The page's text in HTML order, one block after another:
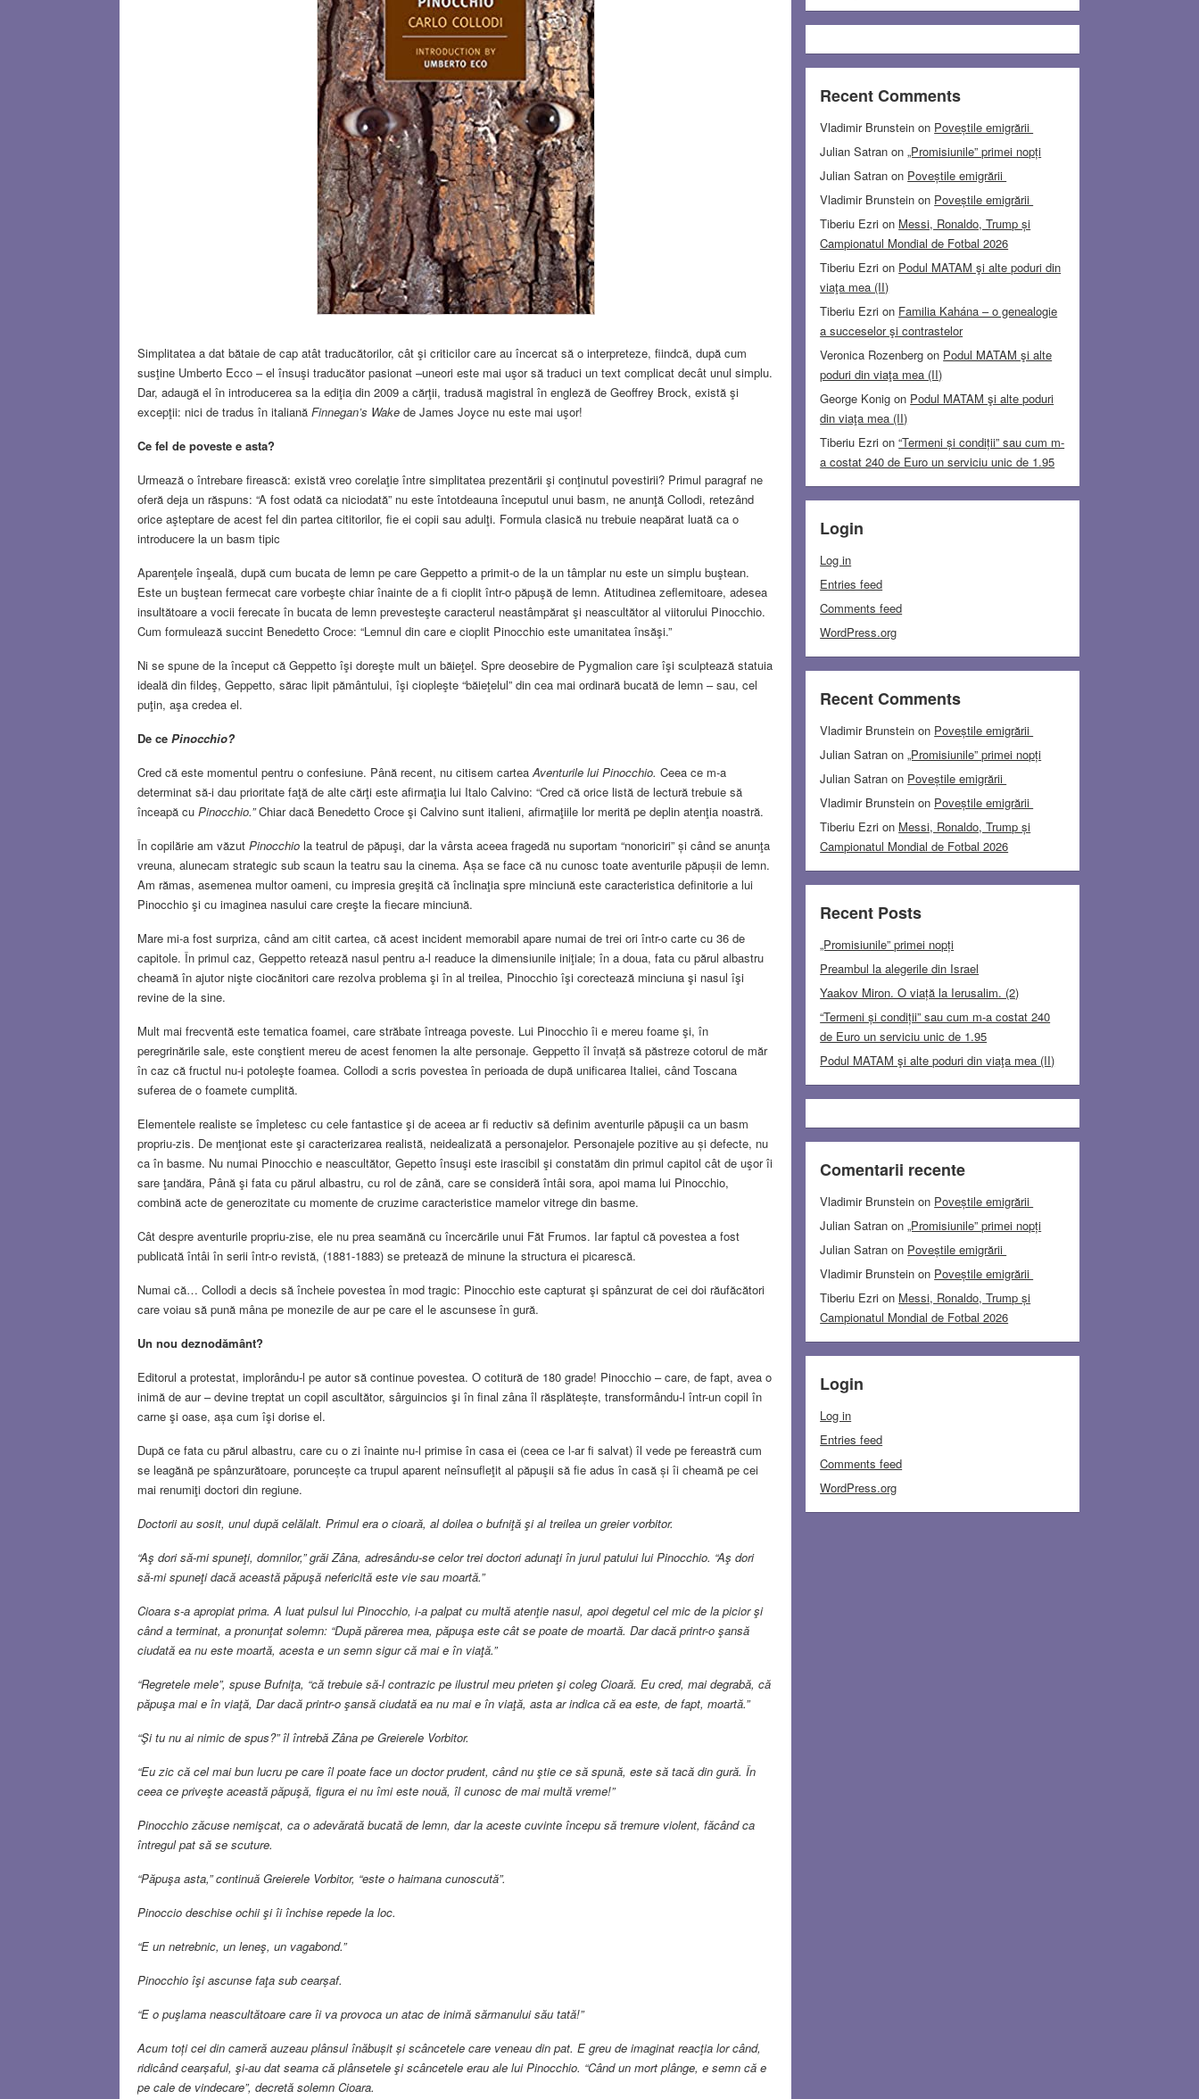
Simplitatea a dat bătaie de cap atât traducătorilor, cât şi criticilor care au încercat să o interpreteze, fiindcă, după cum
susţine Umberto Ecco – el însuşi traducător pasionat –uneori este mai uşor să traduci un text complicat decât unul simplu.
Dar, adaugă el în introducerea sa la ediţia din 2009 a cărţii, tradusă magistral în engleză de Geoffrey Brock, există şi
excepţii: nici de tradus în italianăFinnegan’s Wakede James Joyce nu este mai uşor!
Ce fel de poveste e asta?
Urmează o întrebare firească: există vreo corelaţie între simplitatea prezentării şi conţinutul povestirii? Primul paragraf ne
oferă deja un răspuns: “A fost odată ca niciodată” nu este întotdeauna începutul unui basm, ne anunţă Collodi, retezând
orice aşteptare de acest fel din partea cititorilor, fie ei copii sau adulţi. Formula clasică nu trebuie neapărat luată ca o
introducere la un basm tipic
Aparenţele înşeală, după cum bucata de lemn pe care Geppetto a primit-o de la un tâmplar nu este un simplu buştean.
Este un buştean fermecat care vorbeşte chiar înainte de a fi cioplit într-o păpuşă de lemn. Atitudinea zeflemitoare, adesea
insultătoare a vocii ferecate în bucata de lemn prevesteşte caracterul neastâmpărat şi neascultător al viitorului Pinocchio.
Cum formulează succint Benedetto Croce: “Lemnul din care e cioplit Pinocchio este umanitatea însăşi.”
Ni se spune de la început că Geppetto îşi doreşte mult un băieţel. Spre deosebire de Pygmalion care îşi sculptează statuia
ideală din fildeş, Geppetto, sărac lipit pământului, îşi ciopleşte “băieţelul” din cea mai ordinară bucată de lemn – sau, cel
puţin, aşa credea el.
De ce Pinocchio?
Cred că este momentul pentru o confesiune. Până recent, nu citisem carteaAventurile lui Pinocchio.Ceea ce m-a
determinat să-i dau prioritate faţă de alte cărţi este afirmaţia lui Italo Calvino: “Cred că orice listă de lectură trebuie să
înceapă cuPinocchio.”Chiar dacă Benedetto Croce şi Calvino sunt italieni, afirmaţiile lor merită pe deplin atenţia noastră.
În copilărie am văzutPinocchio la teatrul de păpuşi, dar la vârsta aceea fragedă nu suportam “nonoriciri” și când se anunţa
vreuna, alunecam strategic sub scaun la teatru sau la cinema. Așa se face că nu cunosc toate aventurile păpușii de lemn.
Am rămas, asemenea multor oameni, cu impresia greşită că înclinaţia spre minciună este caracteristica definitorie a lui
Pinocchio şi cu imaginea nasului care creşte la fiecare minciună.
Mare mi-a fost surpriza, când am citit cartea, că acest incident memorabil apare numai de trei ori într-o carte cu 36 de
capitole. În primul caz, Geppetto retează nasul pentru a-l readuce la dimensiunile iniţiale; în a doua, fata cu părul albastru
cheamă în ajutor nişte ciocănitori care rezolva problema şi în al treilea, Pinocchio îşi corectează minciuna şi nasul îşi
revine de la sine.
Mult mai frecventă este tematica foamei, care străbate întreaga poveste. Lui Pinocchio îi e mereu foame şi, în
peregrinările sale, este conştient mereu de acest fenomen la alte personaje. Geppetto îl învață să păstreze cotorul de măr
în caz că fructul nu-i potoleşte foamea. Collodi a scris povestea în perioada de după unificarea Italiei, când Toscana
suferea de o foamete cumplită.
Elementele realiste se împletesc cu cele fantastice şi de aceea ar fi reductiv să definim aventurile păpuşii ca un basm
propriu-zis. De menţionat este şi caracterizarea realistă, neidealizată a personajelor. Personajele pozitive au și defecte, nu
ca în basme. Nu numai Pinocchio e neascultător, Gepetto însuşi este irascibil şi constatăm din primul capitol cât de uşor îi
sare ţandăra, Până şi fata cu părul albastru, cu rol de zână, care se consideră întâi sora, apoi mama lui Pinocchio,
combină acte de generozitate cu momente de cruzime caracteristice mamelor vitrege din basme.
Cât despre aventurile propriu-zise, ele nu prea seamănă cu încercările unui Făt Frumos. Iar faptul că povestea a fost
publicată întâi în serii într-o revistă, (1881-1883) se pretează de minune la structura ei picarescă.
Numai că… Collodi a decis să încheie povestea în mod tragic: Pinocchio este capturat şi spânzurat de cei doi răufăcători
care voiau să pună mâna pe monezile de aur pe care el le ascunsese în gură.
Un nou deznodământ?
Editorul a protestat, implorându-l pe autor să continue povestea. O cotitură de 180 grade! Pinocchio – care, de fapt, avea o
inimă de aur – devine treptat un copil ascultător, sârguincios şi în final zâna îl răsplătește, transformându-l într-un copil în
carne şi oase, așa cum îşi dorise el.
După ce fata cu părul albastru, care cu o zi înainte nu-l primise în casa ei (ceea ce l-ar fi salvat) îl vede pe fereastră cum
se leagănă pe spânzurătoare, poruncește ca trupul aparent neînsufleţit al păpuşii să fie adus în casă și îi cheamă pe cei
mai renumiţi doctori din regiune.
Doctorii au sosit, unul după celălalt. Primul era o cioară, al doilea o bufniţă şi al treilea un greier vorbitor.
“Aş dori să-mi spuneţi, domnilor,” grăi Zâna, adresându-se celor trei doctori adunaţi în jurul patului lui Pinocchio. “Aş dori
să-mi spuneţi dacă această păpuşă nefericită este vie sau moartă.”
Cioara s-a apropiat prima. A luat pulsul lui Pinocchio, i-a palpat cu multă atenţie nasul, apoi degetul cel mic de la picior şi
când a terminat, a pronunţat solemn: “După părerea mea, păpuşa este cât se poate de moartă. Dar dacă printr-o şansă
ciudată ea nu este moartă, acesta e un semn sigur că mai e în viaţă.”
“Regretele mele”, spuse Bufniţa, “că trebuie să-l contrazic pe ilustrul meu prieten şi coleg Cioară. Eu cred, mai degrabă, că
păpuşa mai e în viaţă, Dar dacă printr-o şansă ciudată ea nu mai e în viaţă, asta ar indica că ea este, de fapt, moartă.”
“Şi tu nu ai nimic de spus?” îl întrebă Zâna pe Greierele Vorbitor.
“Eu zic că cel mai bun lucru pe care îl poate face un doctor prudent, când nu ştie ce să spună, este să tacă din gură. În
ceea ce priveşte această păpuşă, figura ei nu îmi este nouă, îl cunosc de mai multă vreme!”
Pinocchio zăcuse nemişcat, ca o adevărată bucată de lemn, dar la aceste cuvinte începu să tremure violent, făcând ca
întregul pat să se scuture.
“Păpuşa asta,” continuă Greierele Vorbitor, “este o haimana cunoscută”.
Pinoccio deschise ochii şi îi închise repede la loc.
“E un netrebnic, un leneş, un vagabond.”
Pinocchio îşi ascunse faţa sub cearșaf.
“E o puşlama neascultătoare care îi va provoca un atac de inimă sărmanului său tată!”
Acum toți cei din cameră auzeau plânsul înăbușit și scâncetele care veneau din pat. E greu de imaginat reacţia lor când,
ridicând cearșaful, şi-au dat seama că plânsetele şi scâncetele erau ale lui Pinocchio. “Când un mort plânge, e semn că e
pe cale de vindecare”, decretă solemn Cioara.
Recent Comments
Vladimir Brunstein on Poveștile emigrării
Julian Satran on„Promisiunile” primei nopți
Julian Satran on Poveștile emigrării
Vladimir Brunstein on Poveștile emigrării
Tiberiu Ezri on Messi, Ronaldo, Trump și
Campionatul Mondial de Fotbal 2026
Tiberiu Ezri on Podul MATAM şi alte poduri din
viaţa mea (II)
Tiberiu Ezri on Familia Kahána – o genealogie
a succeselor şi contrastelor
Veronica Rozenberg on Podul MATAM şi alte
poduri din viaţa mea (II)
George Konig on Podul MATAM şi alte poduri
din viaţa mea (II)
Tiberiu Ezri on“Termeni și condiții” sau cum m-
a costat 240 de Euro un serviciu unic de 1.95
Login
Log in
Entries feed
Comments feed
WordPress.org
Recent Comments
Vladimir Brunstein on Poveștile emigrării
Julian Satran on„Promisiunile” primei nopți
Julian Satran on Poveștile emigrării
Vladimir Brunstein on Poveștile emigrării
Tiberiu Ezri on Messi, Ronaldo, Trump și
Campionatul Mondial de Fotbal 2026
Recent Posts
„Promisiunile” primei nopți
Preambul la alegerile din Israel
Yaakov Miron. O viață la Ierusalim. (2)
“Termeni și condiții” sau cum m-a costat 240
de Euro un serviciu unic de 1.95
Podul MATAM şi alte poduri din viaţa mea (II)
Comentarii recente
Vladimir Brunstein on Poveștile emigrării
Julian Satran on„Promisiunile” primei nopți
Julian Satran on Poveștile emigrării
Vladimir Brunstein on Poveștile emigrării
Tiberiu Ezri on Messi, Ronaldo, Trump și
Campionatul Mondial de Fotbal 2026
Login
Log in
Entries feed
Comments feed
WordPress.org